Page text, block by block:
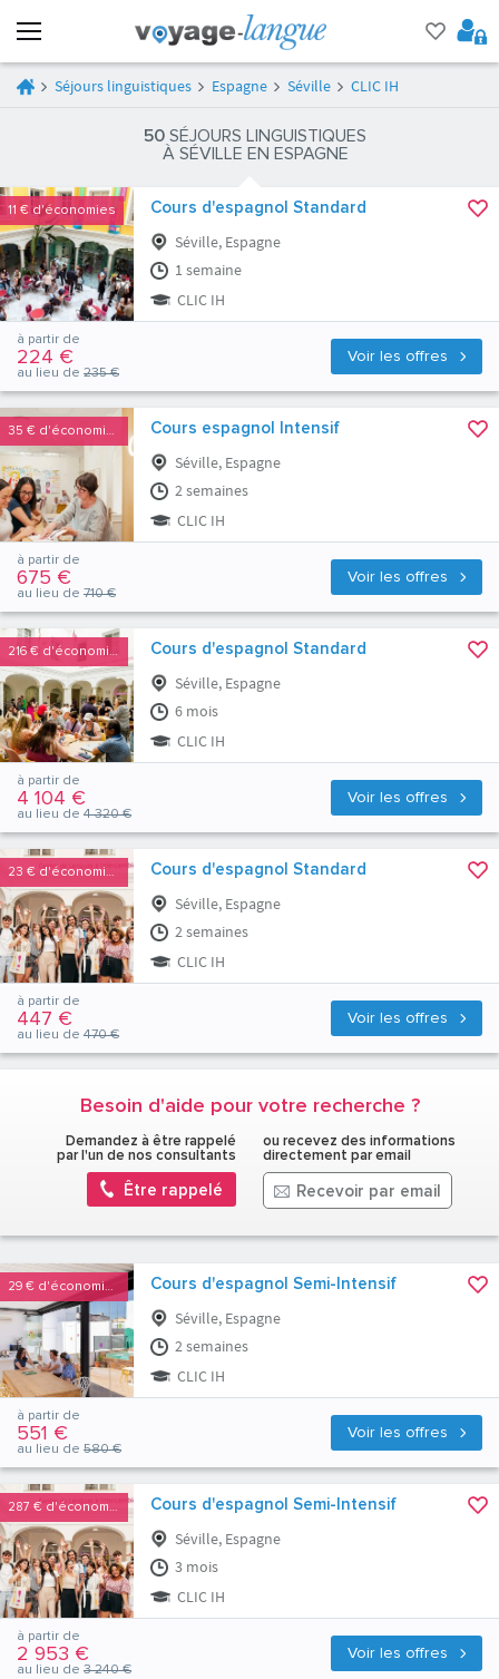
Séjours linguistiques Espagne Séville CLIC IH
50 SÉJOURS LINGUISTIQUES
À SÉVILLE EN ESPAGNE
11 € d'économies Cours d'espagnol Standard
Séville, Espagne
1 semaine
CLIC IH
Voir les offres
à partir de
224 €
au lieu de 235 €
35 € d'économies Cours espagnol Intensif
Séville, Espagne
2 semaines
CLIC IH
Voir les offres
à partir de
675 €
au lieu de 710 €
216 € d'économies Cours d'espagnol Standard
Séville, Espagne
6 mois
CLIC IH
Voir les offres
à partir de
4 104 €
au lieu de 4 320 €
23 € d'économies Cours d'espagnol Standard
Séville, Espagne
2 semaines
CLIC IH
Voir les offres
à partir de
447 €
au lieu de 470 €
Besoin d'aide pour votre recherche ?
Demandez à être rappelé
par l'un de nos consultants
Être rappelé
ou recevez des informations
directement par email
Recevoir par email
29 € d'économies Cours d'espagnol Semi-Intensif
Séville, Espagne
2 semaines
CLIC IH
Voir les offres
à partir de
551 €
au lieu de 580 €
287 € d'économies Cours d'espagnol Semi-Intensif
Séville, Espagne
3 mois
CLIC IH
Voir les offres
à partir de
2 953 €
au lieu de 3 240 €